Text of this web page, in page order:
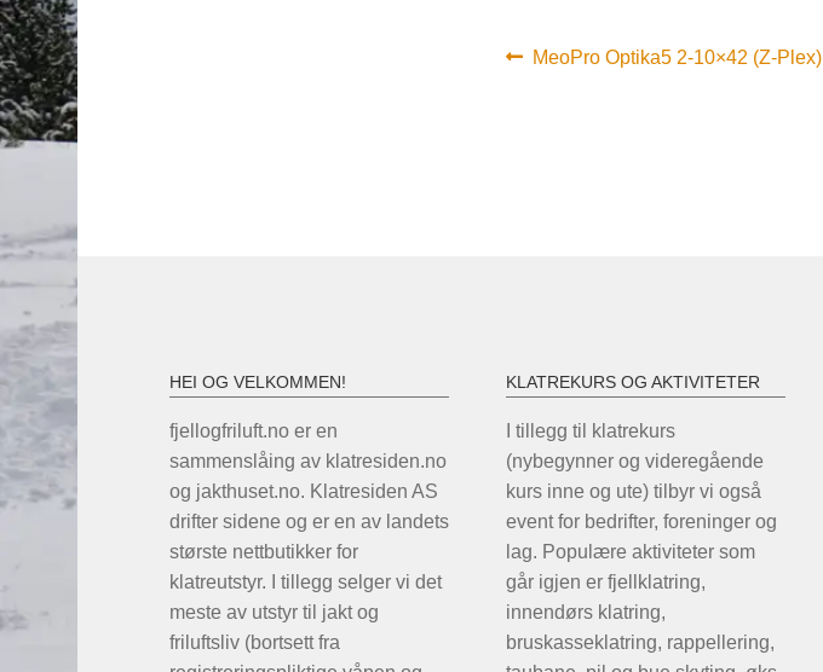
Innleggsnavigasjon
Forrige
MeoPro Optika5 2-10×42 (Z-Plex)
HEI OG VELKOMMEN!
fjellogfriluft.no er en
sammenslåing av klatresiden.no
og jakthuset.no. Klatresiden AS
drifter sidene og er en av landets
største nettbutikker for
klatreutstyr. I tillegg selger vi det
meste av utstyr til jakt og
friluftsliv (bortsett fra
KLATREKURS OG AKTIVITETER
I tillegg til klatrekurs
(nybegynner og videregående
kurs inne og ute) tilbyr vi også
event for bedrifter, foreninger og
lag. Populære aktiviteter som
går igjen er fjellklatring,
innendørs klatring,
bruskasseklatring, rappellering,